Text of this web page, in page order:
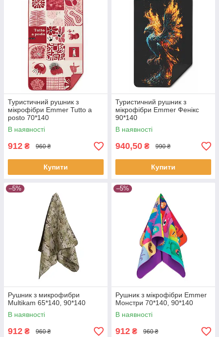
Туристичний рушник з
мікрофібри Emmer Tutto a
posto 70*140
В наявності
912 ₴ 960 ₴
Купити
Туристичний рушник з
мікрофібри Emmer Фенікс
90*140
В наявності
940,50 ₴ 990 ₴
Купити
–5%
Рушник з микрофибри
Multikam 65*140, 90*140
В наявності
912 ₴ 960 ₴
–5%
Рушник з мікрофібри Emmer
Монстри 70*140, 90*140
В наявності
912 ₴ 960 ₴